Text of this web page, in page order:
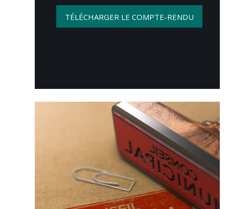
TÉLÉCHARGER LE COMPTE-RENDU